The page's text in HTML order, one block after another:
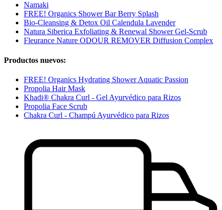
Namaki
FREE! Organics Shower Bar Berry Splash
Bio-Cleansing & Detox Oil Calendula Lavender
Natura Siberica Exfoliating & Renewal Shower Gel-Scrub
Fleurance Nature ODOUR REMOVER Diffusion Complex
Productos nuevos:
FREE! Organics Hydrating Shower Aquatic Passion
Propolia Hair Mask
Khadi® Chakra Curl - Gel Ayurvédico para Rizos
Propolia Face Scrub
Chakra Curl - Champú Ayurvédico para Rizos